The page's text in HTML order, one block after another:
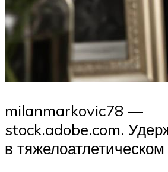
milanmarkovic78 —
stock.adobe.com.
в